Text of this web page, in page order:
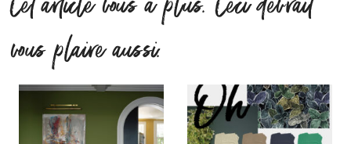
vous plaire aussi.